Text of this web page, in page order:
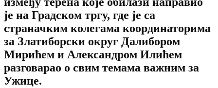
је на Градском тргу, где је са
страначким колегама координаторима
за Златиборски округ Далибором
Мирићем и Александром Илићем
разговарао о свим темама важним за
Ужице.